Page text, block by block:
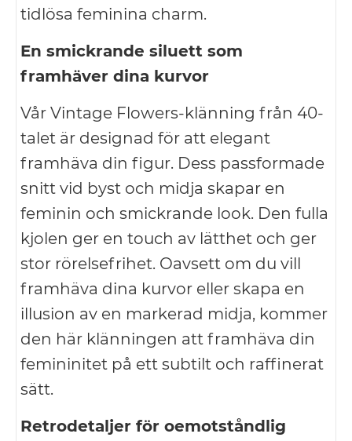
tidlösa feminina charm.
En smickrande siluett som
framhäver dina kurvor
Vår Vintage Flowers-klänning från 40-
talet är designad för att elegant
framhäva din figur. Dess passformade
snitt vid byst och midja skapar en
feminin och smickrande look. Den fulla
kjolen ger en touch av lätthet och ger
stor rörelsefrihet. Oavsett om du vill
framhäva dina kurvor eller skapa en
illusion av en markerad midja, kommer
den här klänningen att framhäva din
femininitet på ett subtilt och raffinerat
sätt.
Retrodetaljer för oemotståndlig